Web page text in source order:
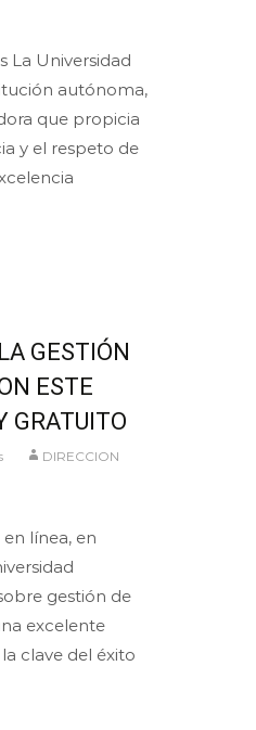
La Universidad
autónoma,
que propicia
y el respeto de
GESTIÓN
ESTE
GRATUITO
DIRECCION
línea, en
gestión de
excelente
clave del éxito